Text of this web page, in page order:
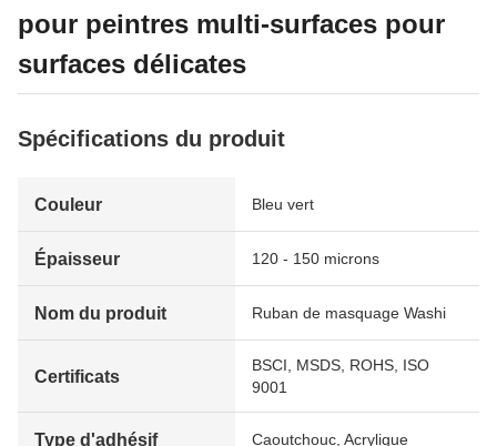
pour peintres multi-surfaces pour
surfaces délicates
Spécifications du produit
Couleur Bleu vert
Épaisseur 120 - 150 microns
Nom du produit Ruban de masquage Washi
Certificats
BSCI, MSDS, ROHS, ISO
9001
Type d'adhésif Caoutchouc, Acrylique